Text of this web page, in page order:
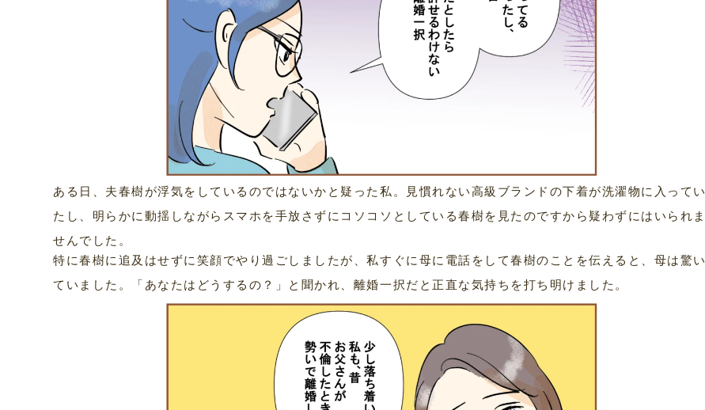
ある日、夫春樹が浮気をしているのではないかと疑った私。見慣れない高級ブランドの下着が洗濯物に入ってい
たし、明らかに動揺しながらスマホを手放さずにコソコソとしている春樹を見たのですから疑わずにはいられま
せんでした。
特に春樹に追及はせずに笑顔でやり過ごしましたが、私すぐに母に電話をして春樹のことを伝えると、母は驚い
ていました。「あなたはどうするの？」と聞かれ、離婚一択だと正直な気持ちを打ち明けました。